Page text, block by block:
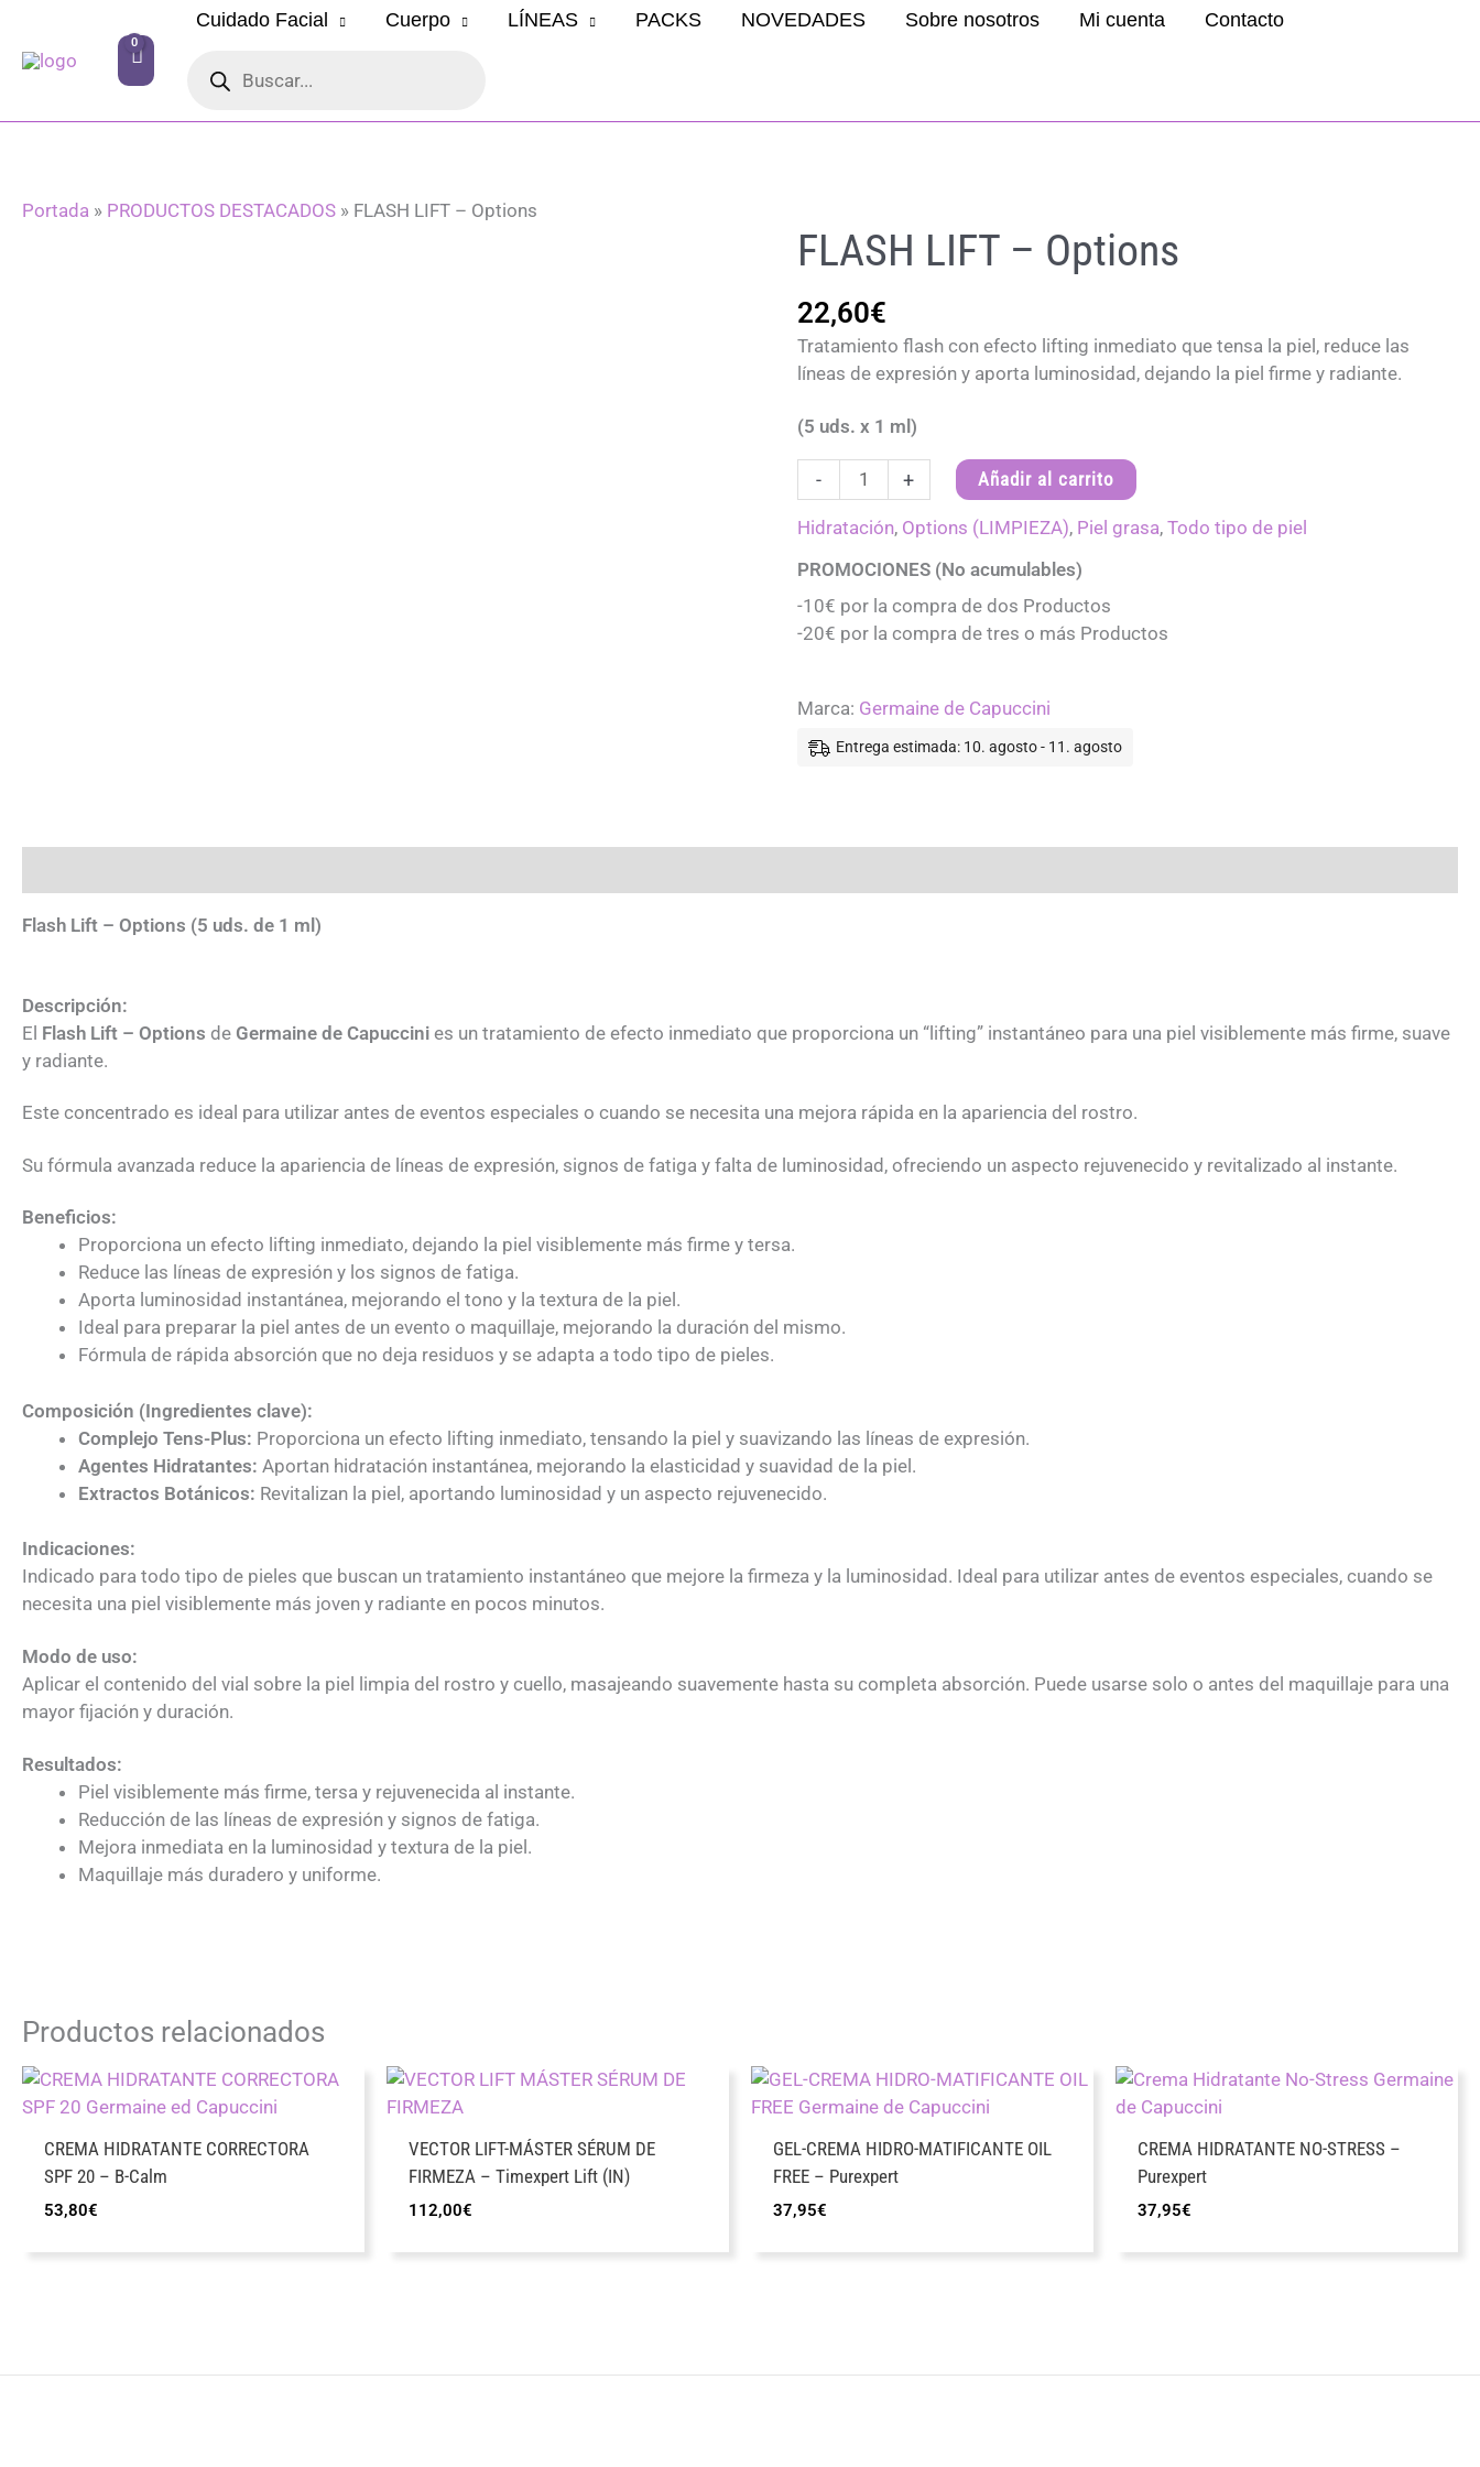
contenido
Cuidado Facial Cuerpo LÍNEAS PACKS NOVEDADES Sobre nosotros Mi cuenta Contacto
productos
Portada » PRODUCTOS DESTACADOS » FLASH LIFT – Options
FLASH LIFT – Options
22,60€
Tratamiento flash con efecto lifting inmediato que tensa la piel, reduce las
líneas de expresión y aporta luminosidad, dejando la piel firme y radiante.
(5 uds. x 1 ml)
-
LIFT
-
cantidad
+ Añadir al carrito
Hidratación, Options (LIMPIEZA), Piel grasa,Todo tipo de piel
PROMOCIONES (No acumulables)
-10€ por la compra de dos Productos
-20€ por la compra de tres o más Productos
Marca: Germaine de Capuccini
Entrega estimada: 10. agosto - 11. agosto
Flash Lift – Options (5 uds. de 1 ml)
Descripción:
El Flash Lift – Options de Germaine de Capuccini es un tratamiento de efecto inmediato que proporciona un “lifting” instantáneo para una piel visiblemente más firme, suave
y radiante.
Este concentrado es ideal para utilizar antes de eventos especiales o cuando se necesita una mejora rápida en la apariencia del rostro.
Su fórmula avanzada reduce la apariencia de líneas de expresión, signos de fatiga y falta de luminosidad, ofreciendo un aspecto rejuvenecido y revitalizado al instante.
Beneficios:
Proporciona un efecto lifting inmediato, dejando la piel visiblemente más firme y tersa.
Reduce las líneas de expresión y los signos de fatiga.
Aporta luminosidad instantánea, mejorando el tono y la textura de la piel.
Ideal para preparar la piel antes de un evento o maquillaje, mejorando la duración del mismo.
Fórmula de rápida absorción que no deja residuos y se adapta a todo tipo de pieles.
Composición (Ingredientes clave):
Complejo Tens-Plus: Proporciona un efecto lifting inmediato, tensando la piel y suavizando las líneas de expresión.
Agentes Hidratantes: Aportan hidratación instantánea, mejorando la elasticidad y suavidad de la piel.
Extractos Botánicos: Revitalizan la piel, aportando luminosidad y un aspecto rejuvenecido.
Indicaciones:
Indicado para todo tipo de pieles que buscan un tratamiento instantáneo que mejore la firmeza y la luminosidad. Ideal para utilizar antes de eventos especiales, cuando se
necesita una piel visiblemente más joven y radiante en pocos minutos.
Modo de uso:
Aplicar el contenido del vial sobre la piel limpia del rostro y cuello, masajeando suavemente hasta su completa absorción. Puede usarse solo o antes del maquillaje para una
mayor fijación y duración.
Resultados:
Piel visiblemente más firme, tersa y rejuvenecida al instante.
Reducción de las líneas de expresión y signos de fatiga.
Mejora inmediata en la luminosidad y textura de la piel.
Maquillaje más duradero y uniforme.
Productos relacionados
CREMA HIDRATANTE CORRECTORA
SPF 20 – B-Calm
53,80€
VECTOR LIFT-MÁSTER SÉRUM DE
FIRMEZA – Timexpert Lift (IN)
112,00€
GEL-CREMA HIDRO-MATIFICANTE OIL
FREE – Purexpert
37,95€
CREMA HIDRATANTE NO-STRESS –
Purexpert
37,95€